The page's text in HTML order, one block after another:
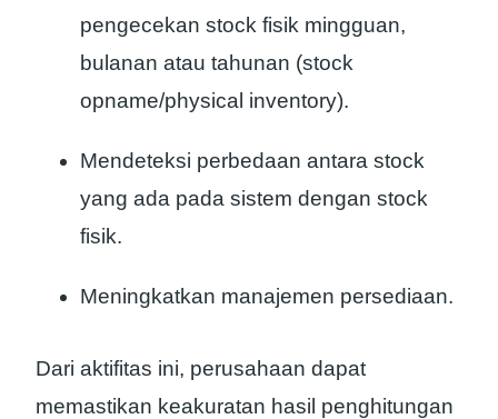
pengecekan stock fisik mingguan,
bulanan atau tahunan (stock
opname/physical inventory).
Mendeteksi perbedaan antara stock
yang ada pada sistem dengan stock
fisik.
Meningkatkan manajemen persediaan.
Dari aktifitas ini, perusahaan dapat
memastikan keakuratan hasil penghitungan